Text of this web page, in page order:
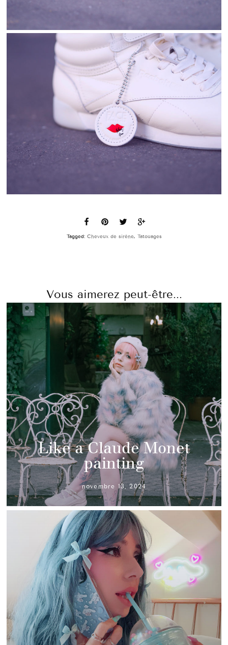
Tagged: Cheveux de sirène, Tatouages
Vous aimerez peut-être...
Like a Claude Monet
painting
novembre 13, 2024